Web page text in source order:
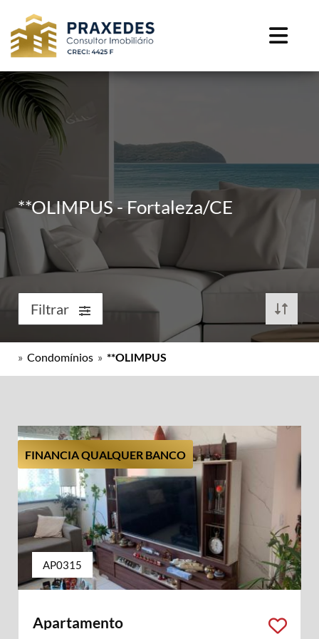
**OLIMPUS - Fortaleza/CE
Filtrar
» Condomínios » **OLIMPUS
FINANCIA QUALQUER BANCO
AP0315
Apartamento